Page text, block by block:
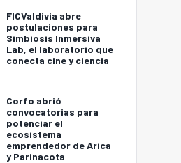
FICValdivia abre
postulaciones para
Simbiosis Inmersiva
Lab, el laboratorio que
conecta cine y ciencia
Corfo abrió
convocatorias para
potenciar el
ecosistema
emprendedor de Arica
y Parinacota